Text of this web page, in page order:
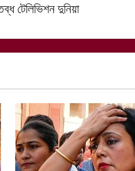
টেলিভিশন দুনিয়া